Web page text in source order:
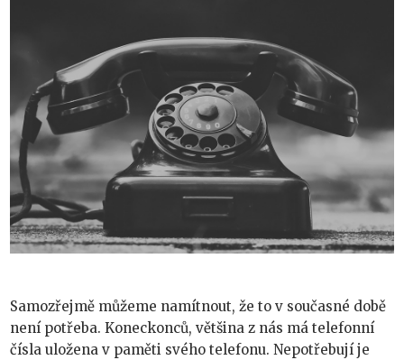
Samozřejmě můžeme namítnout, že to v současné době
není potřeba. Koneckonců, většina z nás má telefonní
čísla uložena v paměti svého telefonu. Nepotřebují je